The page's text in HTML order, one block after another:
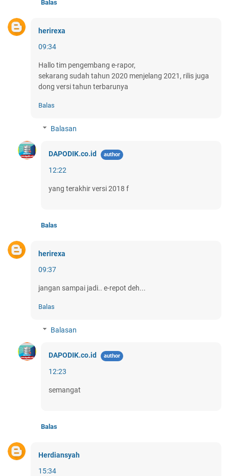
Balas
herirexa
09:34
Hallo tim pengembang e-rapor,
sekarang sudah tahun 2020 menjelang 2021, rilis juga
dong versi tahun terbarunya
Balas
Balasan
DAPODIK.co.id
12:22
yang terakhir versi 2018 f
Balas
herirexa
09:37
jangan sampai jadi.. e-repot deh...
Balas
Balasan
DAPODIK.co.id
12:23
semangat
Balas
Herdiansyah
15:34